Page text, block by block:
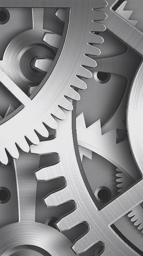
”、“温岭市精细化管理示范企业”、温
心制造，精益求精；质量为先，绿色发
；以市场为导向，客户为中心，持续转
，以绿色节能、数字智能逆变电源、
位作为未来产品的发展方向，对核心产
求精的工匠精神；实现企业愿景：成
与百年企业。